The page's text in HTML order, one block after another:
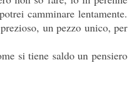
camminare lentamente.
un pezzo unico, per
si tiene saldo un pensiero